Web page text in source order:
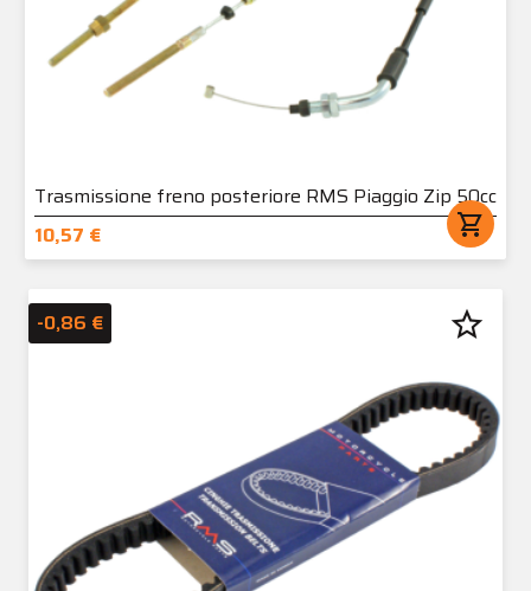
Trasmissione freno posteriore RMS Piaggio Zip 50cc
10,57 €
shopping_cart
-0,86 € star_border